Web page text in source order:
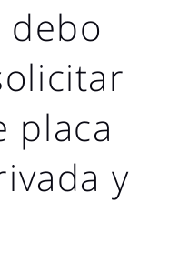
debo
placa
y